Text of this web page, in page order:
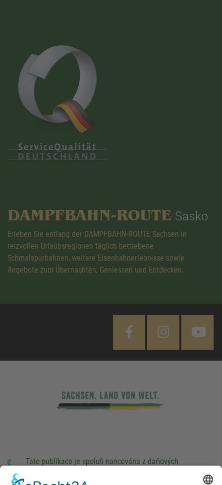
DAMPFBAHN-ROUTE Sasko
Erleben Sie entlang der DAMPFBAHN-ROUTE Sachsen in
reizvollen Urlaubsregionen täglich betriebene
Schmalspurbahnen, weitere Eisenbahnerlebnisse sowie
Angebote zum Übernachten, Geniessen und Entdecken.
Tato publikace je spolufi nancována z daňových